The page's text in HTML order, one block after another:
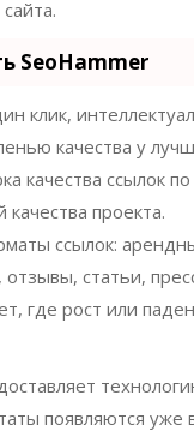
SeoHammer
клик,
качества у
качества ссылок
качества проекта.
ссылок:
статьи,
где рост или
появляются уже